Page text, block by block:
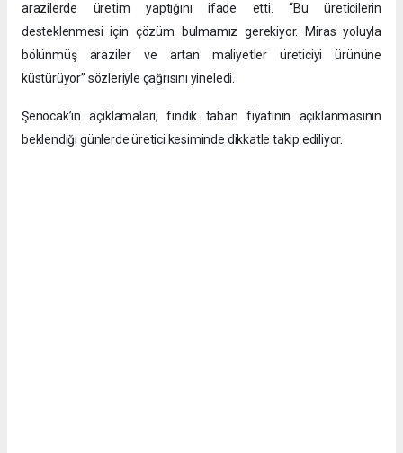
arazilerde üretim yaptığını ifade etti. “Bu üreticilerin
desteklenmesi için çözüm bulmamız gerekiyor. Miras yoluyla
bölünmüş araziler ve artan maliyetler üreticiyi ürününe
küstürüyor” sözleriyle çağrısını yineledi.
Şenocak’ın açıklamaları, fındık taban fiyatının açıklanmasının
beklendiği günlerde üretici kesiminde dikkatle takip ediliyor.